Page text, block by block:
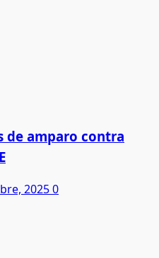
de amparo contra
20250